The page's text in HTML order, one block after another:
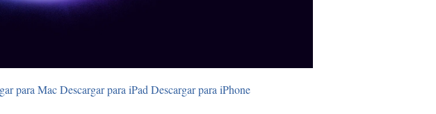
para MacDescargar para iPad Descargar para iPhone